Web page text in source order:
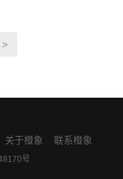
>
关于橙象 联系橙象
号